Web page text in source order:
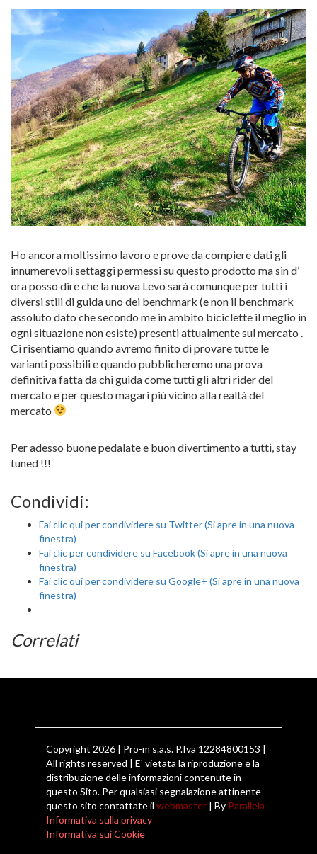
Ho ancora moltissimo lavoro e prove da compiere dati gli
innumerevoli settaggi permessi su questo prodotto ma sin d’
ora posso dire che la nuova Levo sarà comunque per tutti i
diversi stili di guida uno dei benchmark (e non il benchmark
assoluto dato che secondo me in ambito biciclette il meglio in
ogni situazione non esiste) presenti attualmente sul mercato .
Ci risentiamo quando avremo finito di provare tutte le
varianti possibili e quando pubblicheremo una prova
definitiva fatta da chi guida come tutti gli altri rider del
mercato e per questo magari più vicino alla realtà del
mercato
Per adesso buone pedalate e buon divertimento a tutti, stay
tuned !!!
Condividi:
Fai clic qui per condividere su Twitter (Si apre in una nuova
finestra)
Fai clic per condividere su Facebook (Si apre in una nuova
finestra)
Fai clic qui per condividere su Google+ (Si apre in una nuova
finestra)
Correlati
Copyright 2026 | Pro-m s.a.s. P.Iva 12284800153 |
All rights reserved | E' vietata la riproduzione e la
distribuzione delle informazioni contenute in
questo Sito. Per qualsiasi segnalazione attinente
questo sito contattate il webmaster | By Parallela
Informativa sulla privacy
Informativa sui Cookie